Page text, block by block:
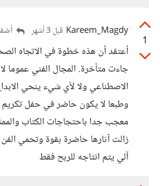
1
Kareem_Magdy قبل 3 أشهر
أعتقد أن هذه خطوة في الاتجاه
جاءت متأخرة. المجال الفني عموما
الاصطناعي ولا لأي شيء ينحي
وطبعا لا يكون حاضر في حفل تكريم
معجب جدا باحتجاجات الكتاب
زالت آثارها حاضرة بقوة وتحمي
آلي يتم انتاجه للربح فقط